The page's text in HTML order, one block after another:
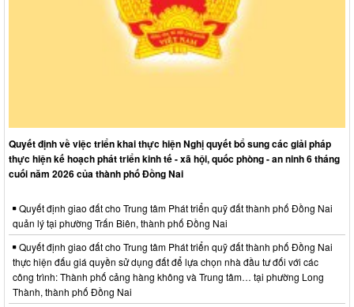
Quyết định về việc triển khai thực hiện Nghị quyết bổ sung các giải pháp
thực hiện kế hoạch phát triển kinh tế - xã hội, quốc phòng - an ninh 6 tháng
cuối năm 2026 của thành phố Đồng Nai
Quyết định giao đất cho Trung tâm Phát triển quỹ đất thành phố Đồng Nai
quản lý tại phường Trấn Biên, thành phố Đồng Nai
Quyết định giao đất cho Trung tâm Phát triển quỹ đất thành phố Đồng Nai
thực hiện đấu giá quyền sử dụng đất để lựa chọn nhà đầu tư đối với các
công trình: Thành phố cảng hàng không và Trung tâm… tại phường Long
Thành, thành phố Đồng Nai